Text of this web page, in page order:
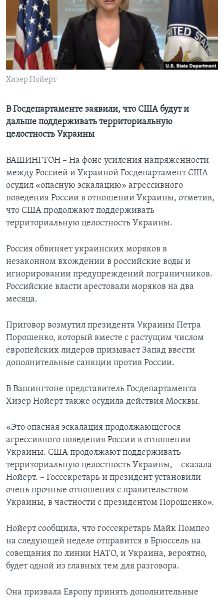
Learning English
СОЦИАЛЬНЫЕ СЕТИ
Хизер Нойерт
В Госдепартаменте заявили, что США будут и
дальше поддерживать территориальную
целостность Украины
ВАШИНГТОН – На фоне усиления напряженности
между Россией и Украиной Госдепартамент США
осудил «опасную эскалацию» агрессивного
поведения России в отношении Украины, отметив,
что США продолжают поддерживать
территориальную целостность Украины.
Россия обвиняет украинских моряков в
незаконном вхождении в российские воды и
игнорировании предупреждений пограничников.
Российские власти арестовали моряков на два
месяца.
Приговор возмутил президента Украины Петра
Порошенко, который вместе с растущим числом
европейских лидеров призывает Запад ввести
дополнительные санкции против России.
В Вашингтоне представитель Госдепартамента
Хизер Нойерт также осудила действия Москвы.
«Это опасная эскалация продолжающегося
агрессивного поведения России в отношении
Украины. США продолжают поддерживать
территориальную целостность Украины, – сказала
Нойерт. – Госсекретарь и президент установили
очень прочные отношения с правительством
Украины, в частности с президентом Порошенко».
Нойерт сообщила, что госсекретарь Майк Помпео
на следующей неделе отправится в Брюссель на
совещания по линии НАТО, и Украина, вероятно,
будет одной из главных тем для разговора.
Она призвала Европу принять дополнительные